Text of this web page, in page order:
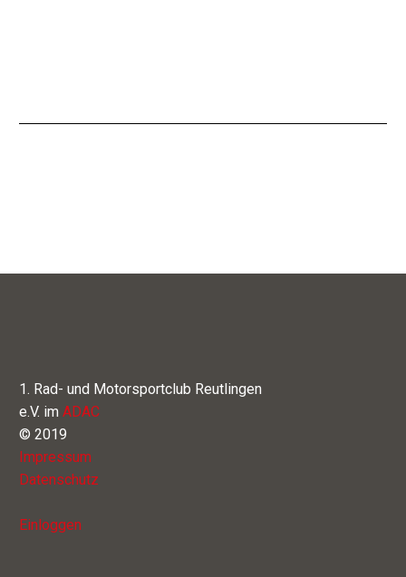
1. Rad- und Motorsportclub Reutlingen
e.V. im ADAC
© 2019
Impressum
Datenschutz
Einloggen